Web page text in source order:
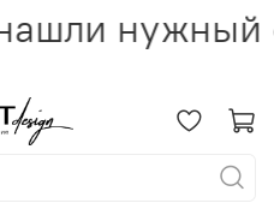
нужный